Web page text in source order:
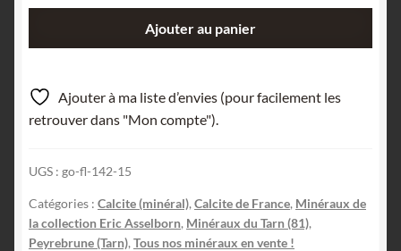
double
génération,
Peyrebrune,
Ajouter au panier
Ajouter à ma liste d’envies (pour facilement les
retrouver dans "Mon compte").
UGS : go-fl-142-15
Catégories : Calcite (minéral), Calcite de France, Minéraux de
la collection Eric Asselborn, Minéraux du Tarn (81),
Peyrebrune (Tarn), Tous nos minéraux en vente !